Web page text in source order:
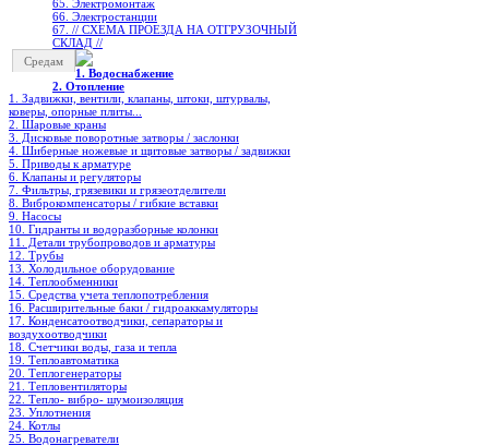
65. Электромонтаж
66. Электростанции
67. // СХЕМА ПРОЕЗДА НА ОТГРУЗОЧНЫЙ
СКЛАД //
Средам
1. Водоснабжение
2. Отопление
1. Задвижки, вентили, клапаны, штоки, штурвалы,
коверы, опорные плиты...
2. Шаровые краны
3. Дисковые поворотные затворы / заслонки
4. Шиберные ножевые и щитовые затворы / задвижки
5. Приводы к арматуре
6. Клапаны и регуляторы
7. Фильтры, грязевики и грязеотделители
8. Виброкомпенсаторы / гибкие вставки
9. Насосы
10. Гидранты и водоразборные колонки
11. Детали трубопроводов и арматуры
12. Трубы
13. Холодильное oборудование
14. Теплообменники
15. Средства учета теплопотребления
16. Расширительные баки / гидроаккамуляторы
17. Конденсатоотводчики, сепараторы и
воздухоотводчики
18. Счетчики воды, газа и тепла
19. Теплоавтоматика
20. Теплогенераторы
21. Тепловентиляторы
22. Тепло- вибро- шумоизоляция
23. Уплотнения
24. Котлы
25. Водонагреватели